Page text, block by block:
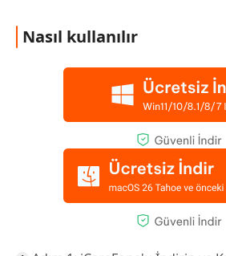
Nasıl kullanılır